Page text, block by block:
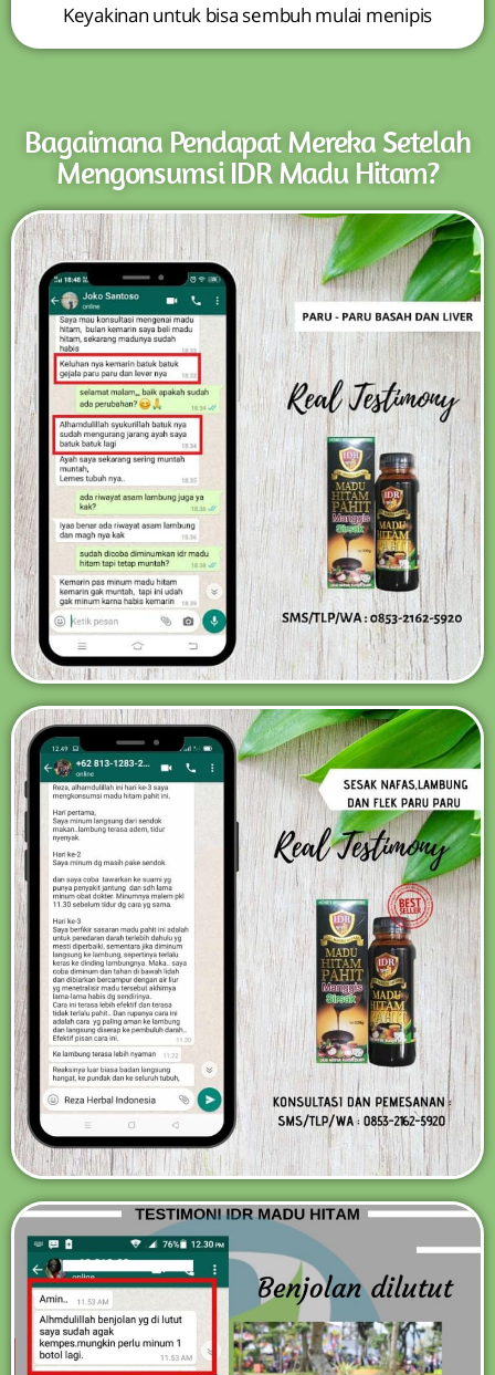
Keyakinan untuk bisa sembuh mulai menipis
Bagaimana Pendapat Mereka Setelah
Mengonsumsi IDR Madu Hitam?